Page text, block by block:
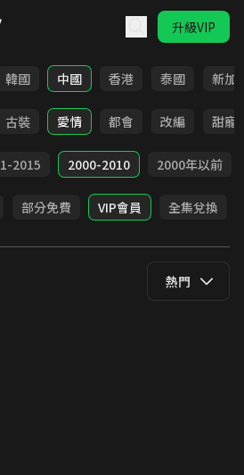
升級VIP
韓國 中國 香港 泰國 新加
古裝 愛情 都會 改編 甜寵
2015 2000-2010 2000年以前
部分免費 VIP會員 全集兌換
熱門